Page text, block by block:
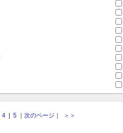
4| 5 次のページ ＞＞